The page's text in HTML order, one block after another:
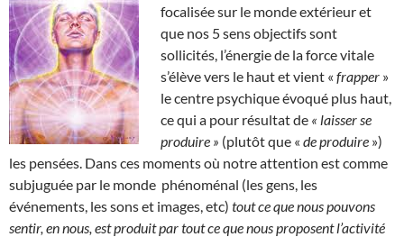
focalisée sur le monde extérieur et
que nos 5 sens objectifs sont
sollicités, l’énergie de la force vitale
s’élève vers le haut et vient « frapper »
le centre psychique évoqué plus haut,
ce qui a pour résultat de « laisser se
produire » (plutôt que « de produire »)
les pensées. Dans ces moments où notre attention est comme
subjuguée par le monde phénoménal (les gens, les
événements, les sons et images, etc) tout ce que nous pouvons
sentir, en nous, est produit par tout ce que nous proposent l’activité